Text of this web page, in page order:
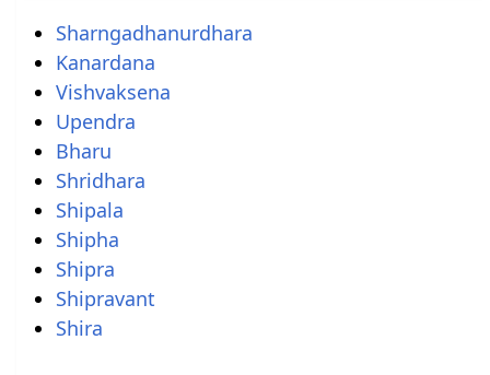
Sharngadhanurdhara
Kanardana
Vishvaksena
Upendra
Bharu
Shridhara
Shipala
Shipha
Shipra
Shipravant
Shira